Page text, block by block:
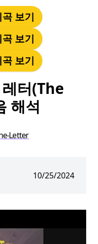
보기
보기
보기
터(The
해석
Letter
10/25/2024